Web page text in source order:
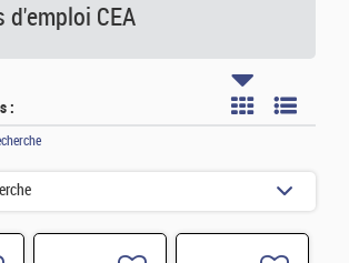
d'emploi CEA
: